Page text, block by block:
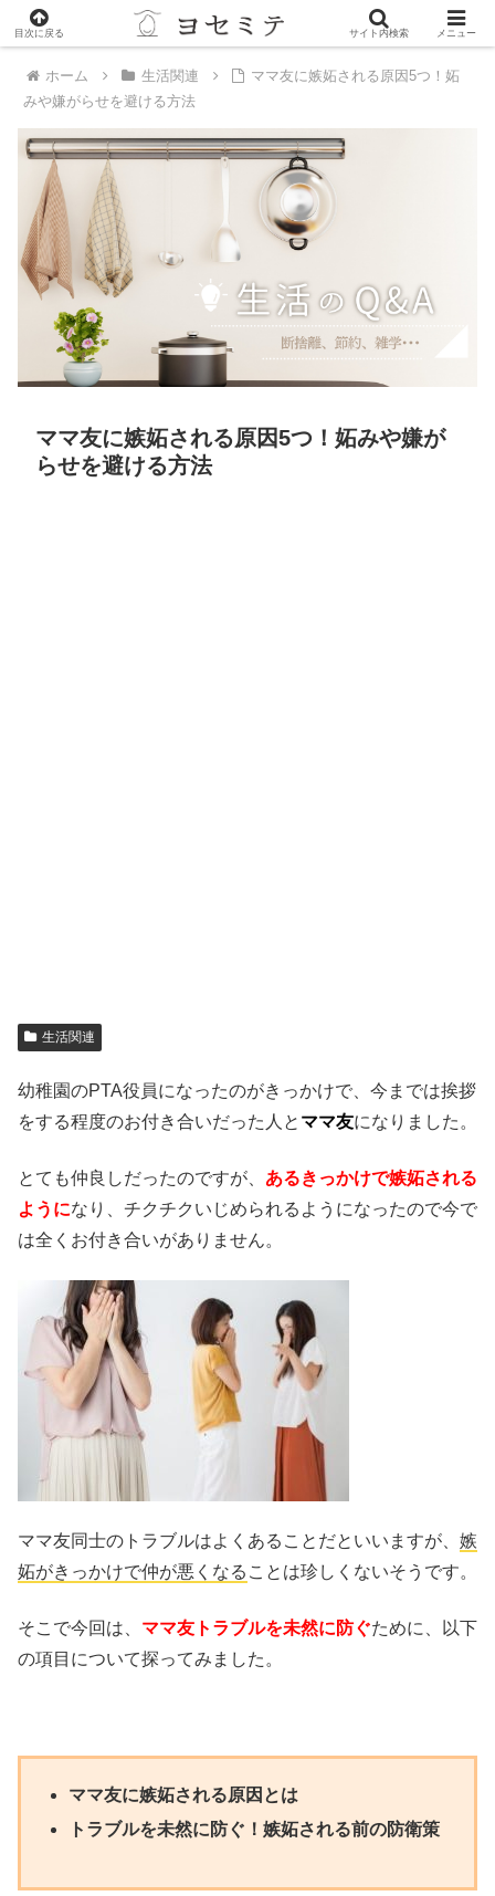
PR
ホーム 生活関連
ママ友に嫉妬される原因5つ！妬
みや嫌がらせを避ける方法
ママ友に嫉妬される原因5つ！妬みや嫌が
らせを避ける方法
生活関連
幼稚園のPTA役員になったのがきっかけで、今までは挨拶
をする程度のお付き合いだった人と ママ友になりました。
とても仲良しだったのですが、 あるきっかけで嫉妬される
ようになり、チクチクいじめられるようになったので今で
は全くお付き合いがありません。
ママ友同士のトラブルはよくあることだといいますが、 嫉
妬がきっかけで仲が悪くなる ことは珍しくないそうです。
そこで今回は、 ママ友トラブルを未然に防ぐために、以下
の項目について探ってみました。
ママ友に嫉妬される原因とは
トラブルを未然に防ぐ！嫉妬される前の防衛策
目次に戻る サイト内検索 メニュー